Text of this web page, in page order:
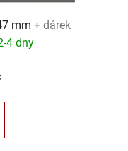
mm + dárek
4 dny